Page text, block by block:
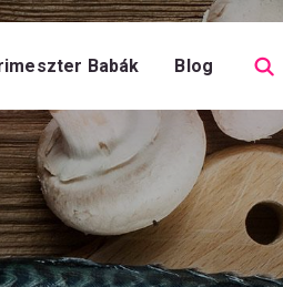
Babák Blog